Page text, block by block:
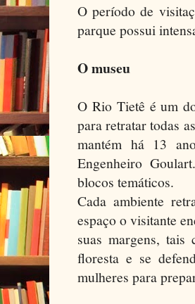
O período de
parque possui
O museu
O Rio Tietê é um
para retratar todas
mantém há 13
Engenheiro
blocos temáticos.
Cada ambiente
espaço o visitante
suas margens, tais
floresta e se
mulheres para